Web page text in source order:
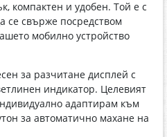
компактен и удобен. Той е с
се свърже посредством
мобилно устройство
за разчитане дисплей с
индикатор. Целевият
адаптирам към
за автоматично махане на